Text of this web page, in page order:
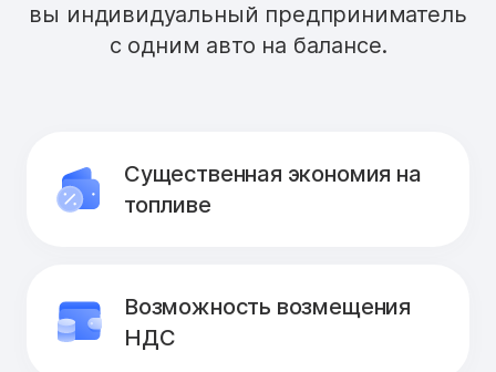
вы индивидуальный предприниматель
с одним авто на балансе.
Существенная экономия на
топливе
Возможность возмещения
НДС